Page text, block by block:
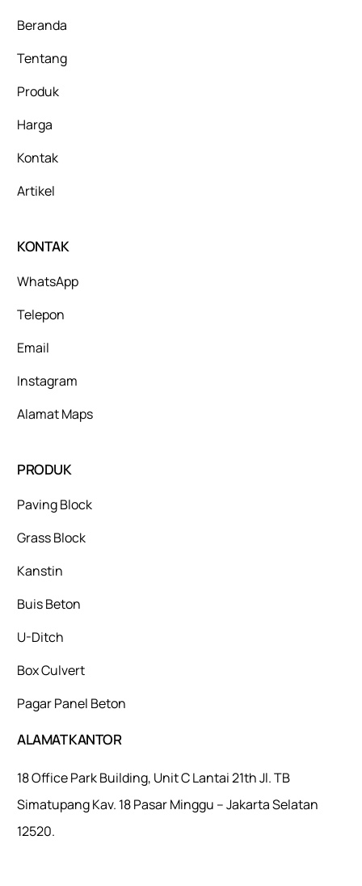
Beranda
Tentang
Produk
Harga
Kontak
Artikel
KONTAK
WhatsApp
Telepon
Email
Instagram
Alamat Maps
PRODUK
Paving Block
Grass Block
Kanstin
Buis Beton
U-Ditch
Box Culvert
Pagar Panel Beton
ALAMAT KANTOR
18 Office Park Building, Unit C Lantai 21th Jl. TB
Simatupang Kav. 18 Pasar Minggu – Jakarta Selatan
12520.